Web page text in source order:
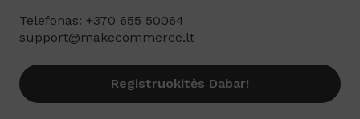
Telefonas: +370 655 50064
support@makecommerce.lt
Registruokitės Dabar!